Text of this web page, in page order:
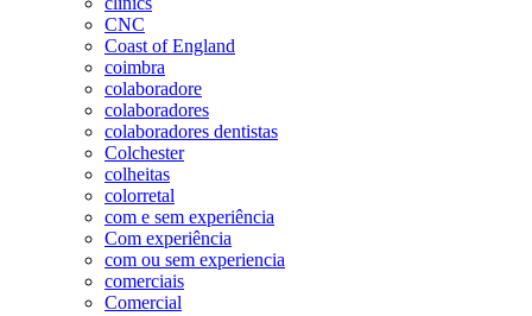
CNC
Coast of England
coimbra
colaboradore
colaboradores
colaboradores dentistas
Colchester
colheitas
colorretal
com e sem experiência
Com experiência
com ou sem experiencia
comerciais
Comercial